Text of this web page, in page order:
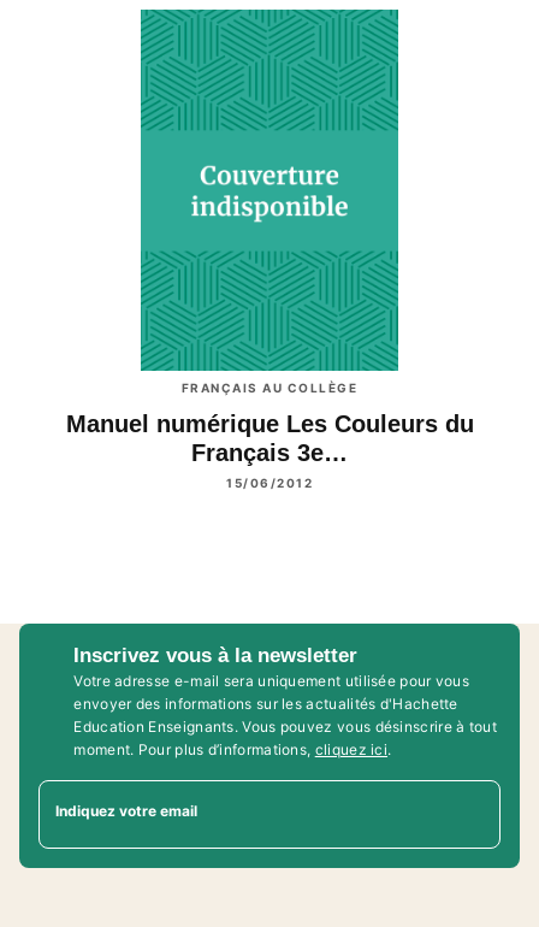
FRANÇAIS AU COLLÈGE
Manuel numérique Les Couleurs du
Français 3e…
15/06/2012
Inscrivez vous à la newsletter
Votre adresse e-mail sera uniquement utilisée pour vous
envoyer des informations sur les actualités d'Hachette
Education Enseignants. Vous pouvez vous désinscrire à tout
moment. Pour plus d’informations, cliquez ici.
Indiquez votre email